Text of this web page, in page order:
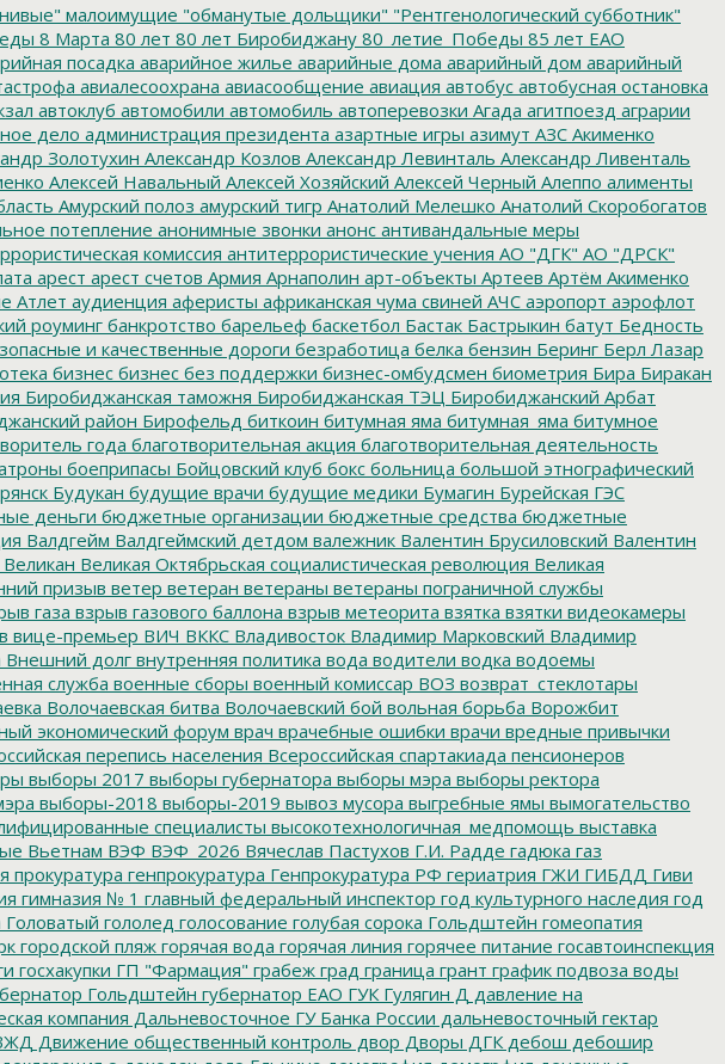
малоимущие "обманутые дольщики" "Рентгенологический субботник"
8 Марта 80 лет 80 лет Биробиджану 80_летие_Победы 85 лет ЕАО
посадка аварийное жилье аварийные дома аварийный дом аварийный
авиалесоохрана авиасообщение авиация автобус автобусная остановка
автоклуб автомобили автомобиль автоперевозки Агада агитпоезд аграрии
дело администрация президента азартные игры азимут АЗС Акименко
Золотухин Александр Козлов Александр Левинталь Александр Ливенталь
Алексей Навальный Алексей Хозяйский Алексей Черный Алеппо алименты
Амурский полоз амурский тигр Анатолий Мелешко Анатолий Скоробогатов
потепление анонимные звонки анонс антивандальные меры
комиссия антитеррористические учения АО "ДГК" АО "ДРСК"
арест арест счетов Армия Арнаполин арт-объекты Артеев Артём Акименко
Атлет аудиенция аферисты африканская чума свиней АЧС аэропорт аэрофлот
роумингбанкротство барельеф баскетбол Бастак Бастрыкин батут Бедность
и качественные дороги безработица белка бензин Беринг Берл Лазар
бизнес бизнес без поддержки бизнес-омбудсмен биометрия Бира Биракан
Биробиджанская таможня Биробиджанская ТЭЦ Биробиджанский Арбат
район Бирофельд биткоин битумная яма битумная_яма битумное
года благотворительная акция благотворительная деятельность
боеприпасы Бойцовский клуб бокс больница большой этнографический
Будукан будущие врачи будущие медики Бумагин Бурейская ГЭС
деньги бюджетные организации бюджетные средства бюджетные
Валдгейм Валдгеймский детдом валежник Валентин Брусиловский Валентин
Великан Великая Октябрьская социалистическая революция Великая
призыв ветер ветеран ветераны ветераны пограничной службы
газа взрыв газового баллона взрыв метеорита взятка взятки видеокамеры
вице-премьер ВИЧ ВККС Владивосток Владимир Марковский Владимир
Внешний долг внутренняя политика вода водители водка водоемы
служба военные сборы военный комиссар ВОЗ возврат_стеклотары
Волочаевская битва Волочаевский бой вольная борьба Ворожбит
экономический форум врач врачебные ошибки врачи вредные привычки
перепись населения Всероссийская спартакиада пенсионеров
выборы 2017 выборы губернатора выборы мэра выборы ректора
выборы-2018 выборы-2019 вывоз мусора выгребные ямы вымогательство
специалисты высокотехнологичная_медпомощь выставка
Вьетнам ВЭФ ВЭФ_2026 Вячеслав Пастухов Г.И. Радде гадюка газ
прокуратура генпрокуратура Генпрокуратура РФ гериатрия ГЖИ ГИБДД Гиви
гимназия № 1 главный федеральный инспектор год культурного наследия год
Головатый гололед голосование голубая сорока Гольдштейн гомеопатия
городской пляж горячая вода горячая линия горячее питание госавтоинспекция
госхакупки ГП "Фармация" грабеж град граница грант график подвоза воды
Гольдштейн губернатор ЕАО ГУК Гулягин Д давление на
компания Дальневосточное ГУ Банка России дальневосточный гектар
Движение общественный контроль двор Дворы ДГК дебош дебошир